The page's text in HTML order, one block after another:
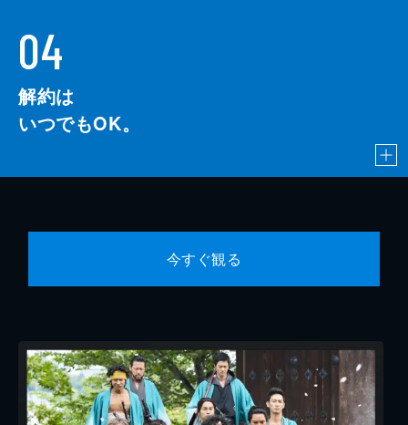
04
解約は
いつでもOK。
今すぐ観る